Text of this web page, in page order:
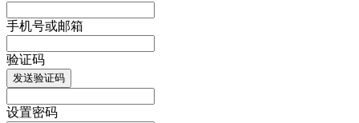
手机号或邮箱
验证码
发送验证码
设置密码